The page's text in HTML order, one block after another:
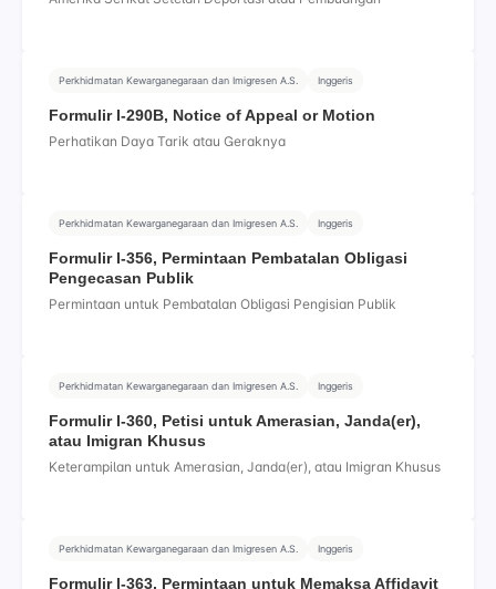
Perkhidmatan Kewarganegaraan dan Imigresen A.S. Inggeris
Formulir I-290B, Notice of Appeal or Motion
Perhatikan Daya Tarik atau Geraknya
Perkhidmatan Kewarganegaraan dan Imigresen A.S. Inggeris
Formulir I-356, Permintaan Pembatalan Obligasi
Pengecasan Publik
Permintaan untuk Pembatalan Obligasi Pengisian Publik
Perkhidmatan Kewarganegaraan dan Imigresen A.S. Inggeris
Formulir I-360, Petisi untuk Amerasian, Janda(er),
atau Imigran Khusus
Keterampilan untuk Amerasian, Janda(er), atau Imigran Khusus
Perkhidmatan Kewarganegaraan dan Imigresen A.S. Inggeris
Formulir I-363, Permintaan untuk Memaksa Affidavit